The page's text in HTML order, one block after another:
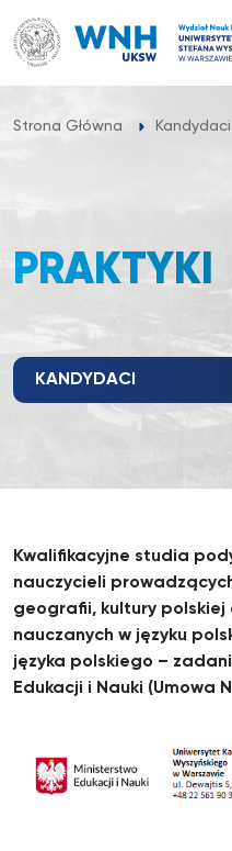
do
treści
Strona Główna Kandydaci
PRAKTYKI
KANDYDACI
Kwalifikacyjne studia
nauczycieli
geografii, kultury
nauczanych w języku
języka polskiego –
Edukacji i Nauki (Umowa